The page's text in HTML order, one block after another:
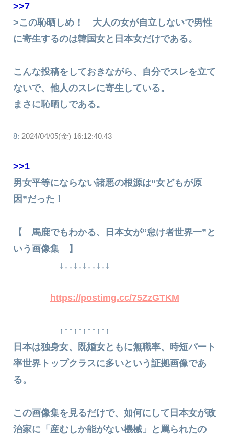
>>7
>この恥晒しめ！ 大人の女が自立しないで男性
に寄生するのは韓国女と日本女だけである。
こんな投稿をしておきながら、自分でスレを立て
ないで、他人のスレに寄生している。
まさに恥晒しである。
8: 2024/04/05(金) 16:12:40.43
>>1
男女平等にならない諸悪の根源は“女どもが原
因”だった！
【 馬鹿でもわかる、日本女が“怠け者世界一”と
いう画像集 】
↓↓↓↓↓↓↓↓↓↓↓
https://postimg.cc/75ZzGTKM
↑↑↑↑↑↑↑↑↑↑↑
日本は独身女、既婚女ともに無職率、時短パート
率世界トップクラスに多いという証拠画像であ
る。
この画像集を見るだけで、如何にして日本女が政
治家に「産むしか能がない機械」と罵られたの